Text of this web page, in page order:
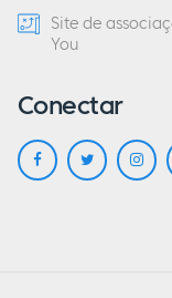
Site de
You
Conectar